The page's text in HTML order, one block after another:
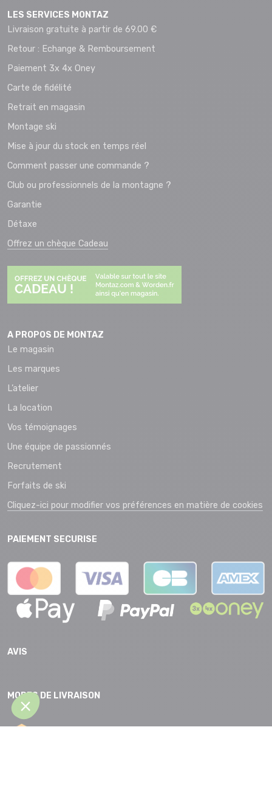
LES SERVICES MONTAZ
Livraison gratuite à partir de 69.00 €
Retour : Echange & Remboursement
Paiement 3x 4x Oney
Carte de fidélité
Retrait en magasin
Montage ski
Mise à jour du stock en temps réel
Comment passer une commande ?
Club ou professionnels de la montagne ?
Garantie
Détaxe
Offrez un chèque Cadeau
A PROPOS DE MONTAZ
Le magasin
Les marques
L’atelier
La location
Vos témoignages
Une équipe de passionnés
Recrutement
Forfaits de ski
Cliquez-ici pour modifier vos préférences en matière de cookies
PAIEMENT SECURISE
AVIS
MODES DE LIVRAISON